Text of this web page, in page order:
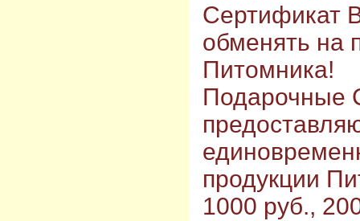
Сертификат
обменять на
Питомника!
Подарочные
продукции
1000 руб.,